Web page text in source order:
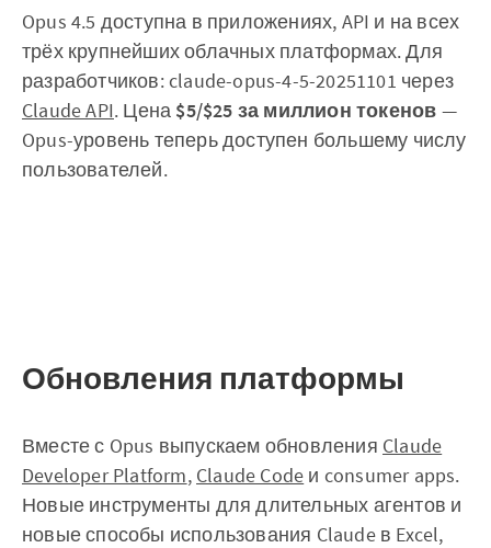
Opus 4.5 доступна в приложениях, API и на всех
трёх крупнейших облачных платформах. Для
разработчиков: claude-opus-4-5-20251101 через
Claude API. Цена $5/$25 за миллион токенов —
Opus-уровень теперь доступен большему числу
пользователей.
Обновления платформы
Вместе с Opus выпускаем обновления Claude
Developer Platform, Claude Code и consumer apps.
Новые инструменты для длительных агентов и
новые способы использования Claude в Excel,